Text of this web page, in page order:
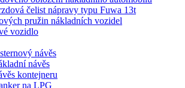
čelist nápravy typu Fuwa 13t
pružin nákladních vozidel
vozidlo
návěs
návěs
kontejneru
na LPG